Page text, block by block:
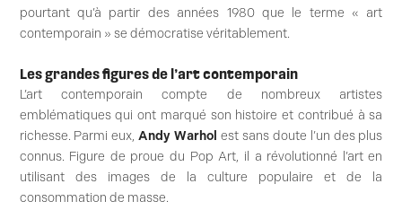
pourtant qu’à partir des années 1980 que le terme « art
contemporain » se démocratise véritablement.
Les grandes figures de l’art contemporain
L’art contemporain compte de nombreux artistes
emblématiques qui ont marqué son histoire et contribué à sa
richesse. Parmi eux,Andy Warhol est sans doute l’un des plus
connus. Figure de proue du Pop Art, il a révolutionné l’art en
utilisant des images de la culture populaire et de la
consommation de masse.